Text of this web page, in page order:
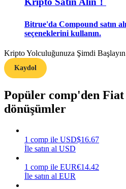
Nasıl kârlı kalabileceğinizi
Kazan
Bitrue'da Compound satın
seçeneklerini kullanın.
Kripto Yolculuğunuza Şimdi
Kaydol
Popüler comp'den
dönüşümler
1 comp ile USD$16.67
İle satın al USD
1 comp ile EUR€14.42
İle satın al EUR